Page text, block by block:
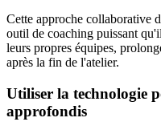
Cette approche collaborative
outil de coaching puissant
leurs propres équipes,
après la fin de l'atelier.
Utiliser la technologie
approfondis